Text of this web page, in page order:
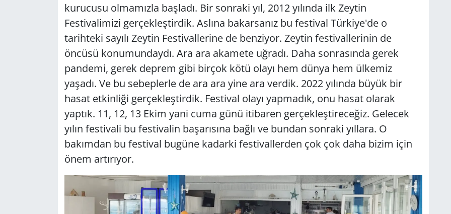
kurucusu olmamızla başladı. Bir sonraki yıl, 2012 yılında ilk Zeytin
Festivalimizi gerçekleştirdik. Aslına bakarsanız bu festival Türkiye'de o
tarihteki sayılı Zeytin Festivallerine de benziyor. Zeytin festivallerinin de
öncüsü konumundaydı. Ara ara akamete uğradı. Daha sonrasında gerek
pandemi, gerek deprem gibi birçok kötü olayı hem dünya hem ülkemiz
yaşadı. Ve bu sebeplerle de ara ara yine ara verdik. 2022 yılında büyük bir
hasat etkinliği gerçekleştirdik. Festival olayı yapmadık, onu hasat olarak
yaptık. 11, 12, 13 Ekim yani cuma günü itibaren gerçekleştireceğiz. Gelecek
yılın festivali bu festivalin başarısına bağlı ve bundan sonraki yıllara. O
bakımdan bu festival bugüne kadarki festivallerden çok çok daha bizim için
önem artırıyor.